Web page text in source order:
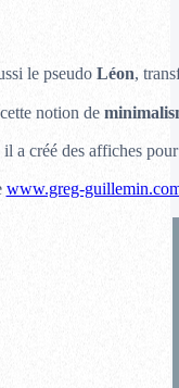
le pseudo Léon,
notion de
il a créé des affiches
www.greg-